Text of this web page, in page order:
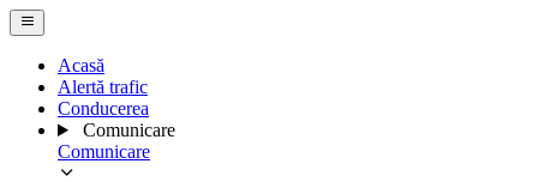
Acasă
Alertă trafic
Conducerea
Comunicare
Comunicare